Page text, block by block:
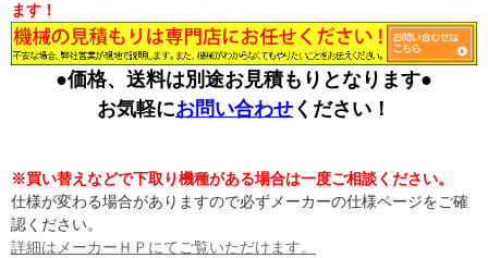
ます！
●価格、送料は別途お見積もりとなります●
お気軽にお問い合わせ ください！
※買い替えなどで下取り機種がある場合は一度ご相談ください。
仕様が変わる場合がありますので必ずメーカーの仕様ページをご確
認ください。
詳細はメーカーＨＰにてご覧いただけます。